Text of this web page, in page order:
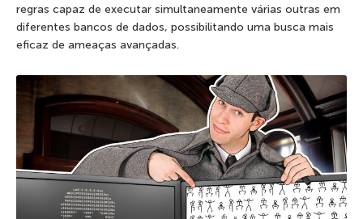
regras capaz de executar simultaneamente várias outras em
diferentes bancos de dados, possibilitando uma busca mais
eficaz de ameaças avançadas.